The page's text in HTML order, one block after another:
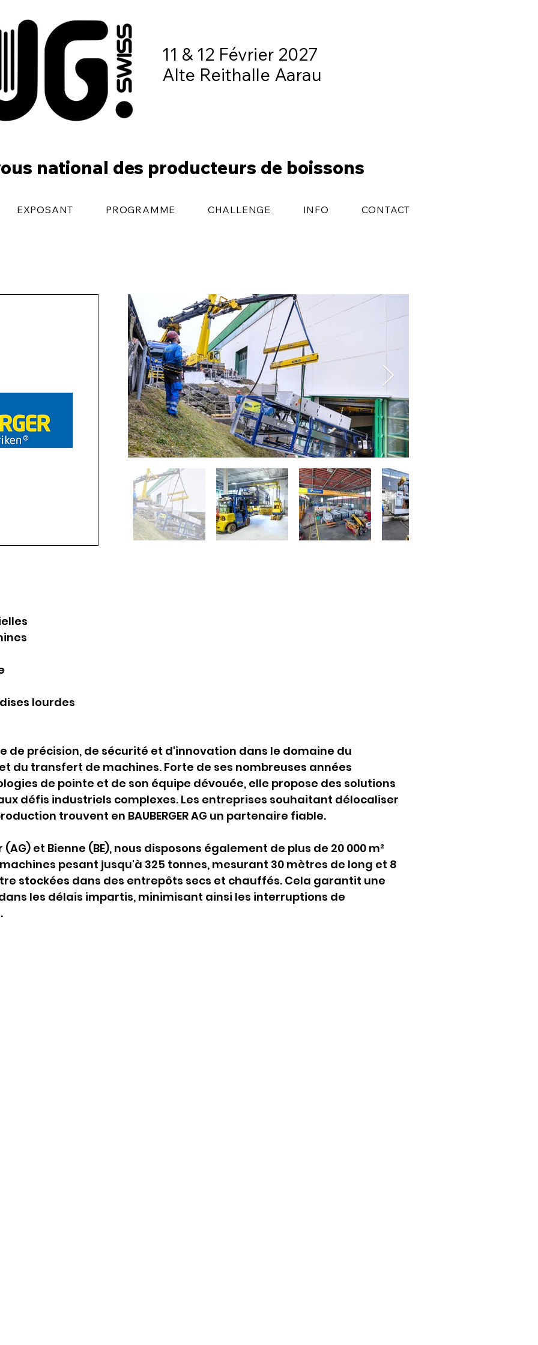
11 & 12 Février 2027
Alte Reithalle Aarau
national des producteurs de boissons
EXPOSANT PROGRAMME CHALLENGE INFO CONTACT
lourdes
de précision, de sécurité et d'innovation dans le domaine du
du transfert de machines. Forte de ses nombreuses années
de pointe et de son équipe dévouée, elle propose des solutions
défis industriels complexes. Les entreprises souhaitant délocaliser
trouvent en BAUBERGER AG un partenaire fiable.
(AG) et Bienne (BE), nous disposons également de plus de 20 000 m²
pesant jusqu'à 325 tonnes, mesurant 30 mètres de long et 8
stockées dans des entrepôts secs et chauffés. Cela garantit une
les délais impartis, minimisant ainsi les interruptions de